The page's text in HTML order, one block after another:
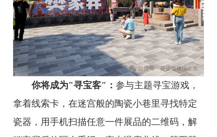
你将成为"寻宝客"：参与主题寻宝游戏，
拿着线索卡，在迷宫般的陶瓷小巷里寻找特定
瓷器，用手机扫描任意一件展品的二维码，解